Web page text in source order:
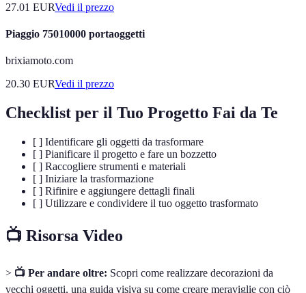
27.01 EURVedi il prezzo
Piaggio 75010000 portaoggetti
brixiamoto.com
20.30 EURVedi il prezzo
Checklist per il Tuo Progetto Fai da Te
[ ] Identificare gli oggetti da trasformare
[ ] Pianificare il progetto e fare un bozzetto
[ ] Raccogliere strumenti e materiali
[ ] Iniziare la trasformazione
[ ] Rifinire e aggiungere dettagli finali
[ ] Utilizzare e condividere il tuo oggetto trasformato
📺 Risorsa Video
> 📺 Per andare oltre: Scopri come realizzare decorazioni da
vecchi oggetti, una guida visiva su come creare meraviglie con ciò